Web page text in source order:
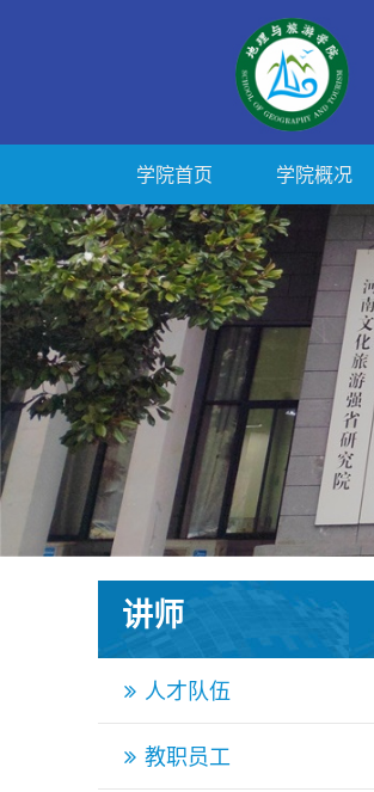
学院首页 学院概况
讲师
人才队伍
教职员工